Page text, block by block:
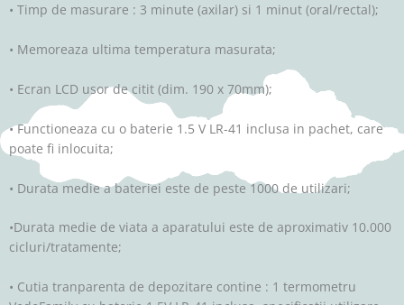
• Timp de masurare : 3 minute (axilar) si 1 minut (oral/rectal);
• Memoreaza ultima temperatura masurata;
• Ecran LCD usor de citit (dim. 190 x 70mm);
• Functioneaza cu o baterie 1.5 V LR-41 inclusa in pachet, care
poate fi inlocuita;
• Durata medie a bateriei este de peste 1000 de utilizari;
•Durata medie de viata a aparatului este de aproximativ 10.000
cicluri/tratamente;
• Cutia tranparenta de depozitare contine : 1 termometru